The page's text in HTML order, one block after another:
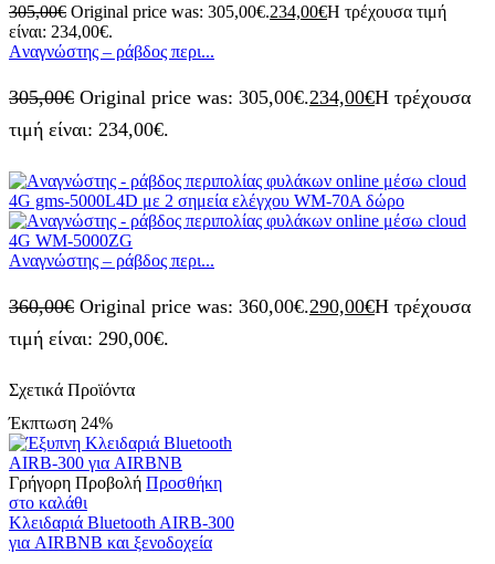
305,00€ Original price was: 305,00€.234,00€Η τρέχουσα τιμή
είναι: 234,00€.
Aναγνώστης – ράβδος περι...
305,00€ Original price was: 305,00€.234,00€Η τρέχουσα
τιμή είναι: 234,00€.
Aναγνώστης – ράβδος περι...
360,00€ Original price was: 360,00€.290,00€Η τρέχουσα
τιμή είναι: 290,00€.
Σχετικά Προϊόντα
Έκπτωση 24%
Γρήγορη Προβολή Προσθήκη
στο καλάθι
Kλειδαριά Bluetooth AIRB-300
για AIRBNB και ξενοδοχεία